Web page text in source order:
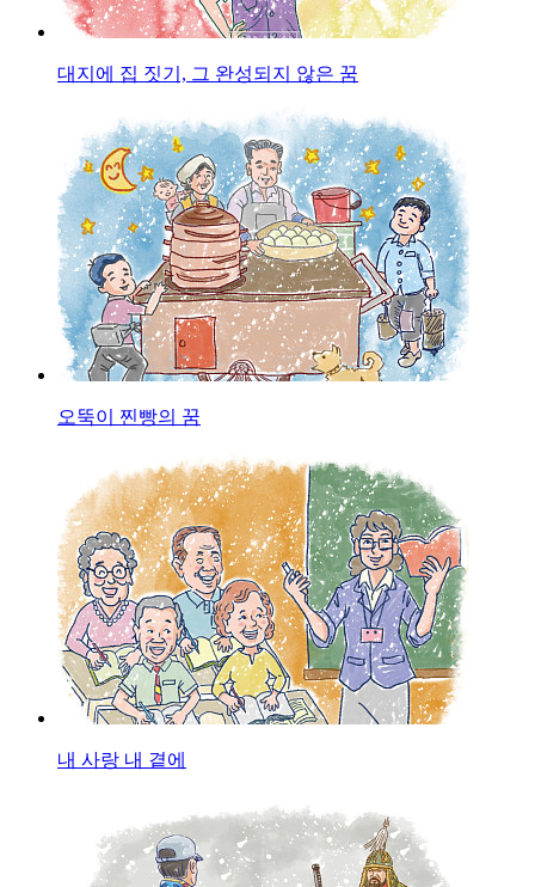
대지에 집 짓기, 그 완성되지 않은 꿈
오뚝이 찐빵의 꿈
내 사랑 내 곁에